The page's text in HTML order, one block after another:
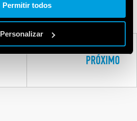
Permitir todos
Personalizar
PRÓXIMO